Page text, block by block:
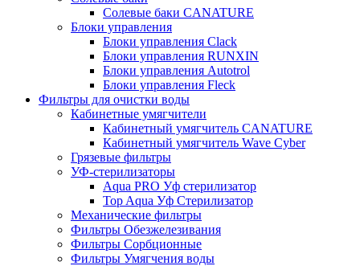
Солевые баки CANATURE
Блоки управления
Блоки управления Clack
Блоки управления RUNXIN
Блоки управления Autotrol
Блоки управления Fleck
Фильтры для очистки воды
Кабинетные умягчители
Кабинетный умягчитель CANATURE
Кабинетный умягчитель Wave Cyber
Грязевые фильтры
УФ-стерилизаторы
Aqua PRO Уф стерилизатор
Top Aqua Уф Стерилизатор
Механические фильтры
Фильтры Обезжелезивания
Фильтры Сорбционные
Фильтры Умягчения воды